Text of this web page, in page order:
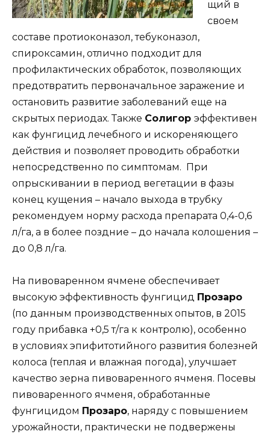
щий в
своем
составе протиоконазол, тебуконазол,
спироксамин, отлично подходит для
профилактических обработок, позволяющих
предотвратить первоначальное заражение и
остановить развитие заболеваний еще на
скрытых периодах. Также Солигор эффективен
как фунгицид лечебного и искореняющего
действия и позволяет проводить обработки
непосредственно по симптомам. При
опрыскивании в период вегетации в фазы
конец кущения – начало выхода в трубку
рекомендуем норму расхода препарата 0,4-0,6
л/га, а в более поздние – до начала колошения –
до 0,8 л/га.
На пивоваренном ячмене обеспечивает
высокую эффективность фунгицид Прозаро
(по данным производственных опытов, в 2015
году прибавка +0,5 т/га к контролю), особенно
в условиях эпифитотийного развития болезней
колоса (теплая и влажная погода), улучшает
качество зерна пивоваренного ячменя. Посевы
пивоваренного ячменя, обработанные
фунгицидом Прозаро, наряду с повышением
урожайности, практически не подвержены